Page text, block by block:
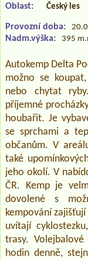
Oblast: Český les
Provozní doba:
Nadm.výška: 395
Autokemp Delta
možno se
nebo chytat
příjemné
houbařit. Je
se sprchami a
občanům. V
také
jeho okolí. V
ČR. Kemp je
dovolené s
kempování
uvítají
trasy.
hodin denně,